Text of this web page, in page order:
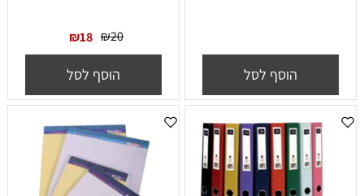
הוסף לסל
₪20
₪18
הוסף לסל